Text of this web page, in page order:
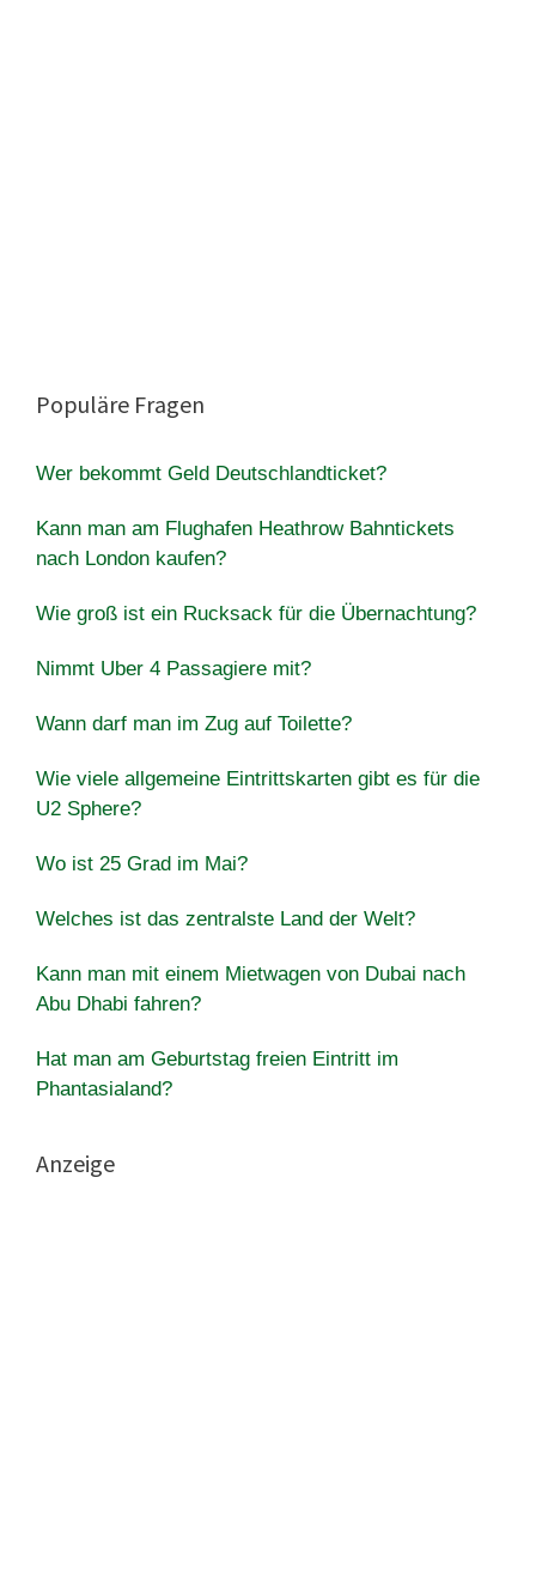
Populäre Fragen
Wer bekommt Geld Deutschlandticket?
Kann man am Flughafen Heathrow Bahntickets
nach London kaufen?
Wie groß ist ein Rucksack für die Übernachtung?
Nimmt Uber 4 Passagiere mit?
Wann darf man im Zug auf Toilette?
Wie viele allgemeine Eintrittskarten gibt es für die
U2 Sphere?
Wo ist 25 Grad im Mai?
Welches ist das zentralste Land der Welt?
Kann man mit einem Mietwagen von Dubai nach
Abu Dhabi fahren?
Hat man am Geburtstag freien Eintritt im
Phantasialand?
Anzeige